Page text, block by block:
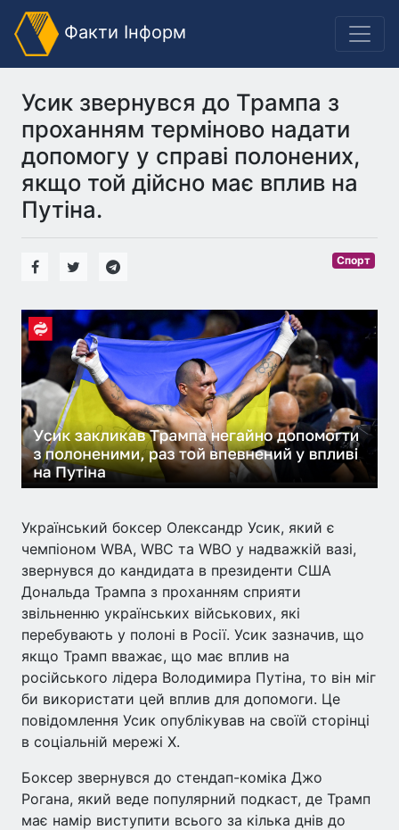
Факти Інформ
Усик звернувся до Трампа з
проханням терміново надати
допомогу у справі полонених,
якщо той дійсно має вплив на
Путіна.
Спорт
Український боксер Олександр Усик, який є
чемпіоном WBA, WBC та WBO у надважкій вазі,
звернувся до кандидата в президенти США
Дональда Трампа з проханням сприяти
звільненню українських військових, які
перебувають у полоні в Росії. Усик зазначив, що
якщо Трамп вважає, що має вплив на
російського лідера Володимира Путіна, то він міг
би використати цей вплив для допомоги. Це
повідомлення Усик опублікував на своїй сторінці
в соціальній мережі Х.
Боксер звернувся до стендап-коміка Джо
Рогана, який веде популярний подкаст, де Трамп
має намір виступити всього за кілька днів до